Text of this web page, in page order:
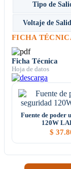
Tipo de
Voltaje de
FICHA
Ficha Técnica
Hoja de datos
Fuente de poder
120W
$